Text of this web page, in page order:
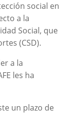
social en
a la
Social, que
(CSD).
a la
les ha
un plazo de